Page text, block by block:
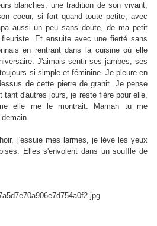
blanches, une tradition de son vivant,
coeur, si fort quand toute petite, avec
aussi un peu sans doute, de ma petit
Et ensuite avec une fierté sans
en rentrant dans la cuisine où elle
J'aimais sentir ses jambes, ses
si simple et féminine. Je pleure en
de cette pierre de granit. Je pense
tant d'autres jours, je reste fière pour elle,
elle me le montrait. Maman tu me
j'essuie mes larmes, je lève les yeux
Elles s'envolent dans un souffle de